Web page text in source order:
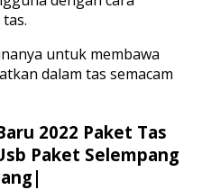
untuk membawa
dalam tas semacam
2022 Paket Tas
Paket Selempang